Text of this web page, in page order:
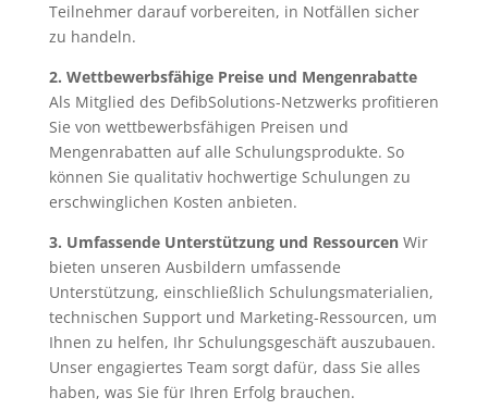
Teilnehmer darauf vorbereiten, in Notfällen sicher
zu handeln.
2. Wettbewerbsfähige Preise und Mengenrabatte
Als Mitglied des DefibSolutions-Netzwerks profitieren
Sie von wettbewerbsfähigen Preisen und
Mengenrabatten auf alle Schulungsprodukte. So
können Sie qualitativ hochwertige Schulungen zu
erschwinglichen Kosten anbieten.
3. Umfassende Unterstützung und RessourcenWir
bieten unseren Ausbildern umfassende
Unterstützung, einschließlich Schulungsmaterialien,
technischen Support und Marketing-Ressourcen, um
Ihnen zu helfen, Ihr Schulungsgeschäft auszubauen.
Unser engagiertes Team sorgt dafür, dass Sie alles
haben, was Sie für Ihren Erfolg brauchen.